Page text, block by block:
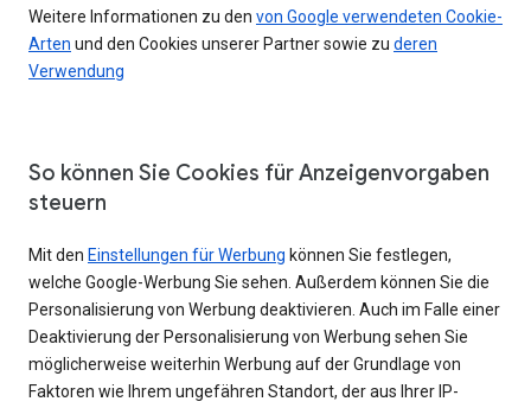
Weitere Informationen zu den von Google verwendeten Cookie-
Arten und den Cookies unserer Partner sowie zu deren
Verwendung
So können Sie Cookies für Anzeigenvorgaben
steuern
Mit den Einstellungen für Werbung können Sie festlegen,
welche Google-Werbung Sie sehen. Außerdem können Sie die
Personalisierung von Werbung deaktivieren. Auch im Falle einer
Deaktivierung der Personalisierung von Werbung sehen Sie
möglicherweise weiterhin Werbung auf der Grundlage von
Faktoren wie Ihrem ungefähren Standort, der aus Ihrer IP-